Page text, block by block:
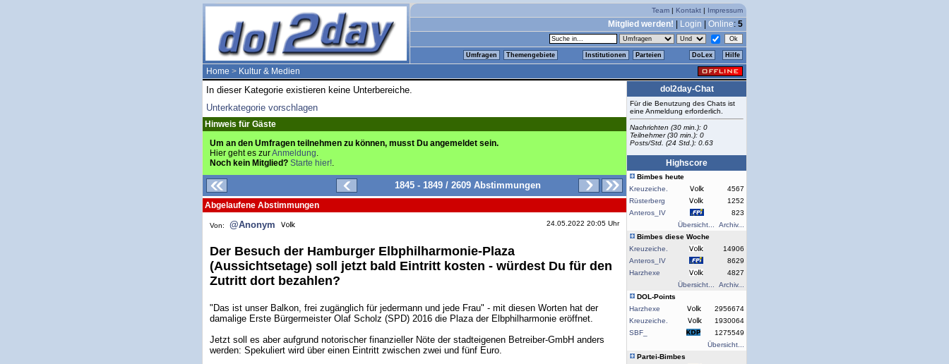
Team | Kontakt | Impressum
Mitglied werden! Login Online: 5
Umfragen Themengebiete Institutionen Parteien DoLex Hilfe
Home > Kultur & Medien
In dieser Kategorie existieren keine Unterbereiche.
Unterkategorie vorschlagen
Hinweis für Gäste
Um an den Umfragen teilnehmen zu können, musst Du angemeldet sein.
Hier geht es zurAnmeldung.
Noch kein Mitglied? Starte hier!.
1845 - 1849 / 2609 Abstimmungen
Abgelaufene Abstimmungen
Von: @Anonym 24.05.2022 20:05 Uhr
Der Besuch der Hamburger Elbphilharmonie-Plaza
(Aussichtsetage) soll jetzt bald Eintritt kosten - würdest Du für den
Zutritt dort bezahlen?
"Das ist unser Balkon, frei zugänglich für jedermann und jede Frau" - mit diesen Worten hat der
damalige Erste Bürgermeister Olaf Scholz (SPD) 2016 die Plaza der Elbphilharmonie eröffnet.
Jetzt soll es aber aufgrund notorischer finanzieller Nöte der stadteigenen Betreiber-GmbH anders
werden: Spekuliert wird über einen Eintritt zwischen zwei und fünf Euro.
dol2day-Chat
Für die Benutzung des Chats ist
eine Anmeldung erforderlich.
Nachrichten (30 min.): 0
Teilnehmer (30 min.): 0
Posts/Std. (24 Std.): 0.63
Highscore
Bimbes heute
Kreuzeiche.
4567
Rüsterberg
1252
Anteros_IV
823
Übersicht...
Archiv...
Bimbes diese Woche
Kreuzeiche.
14906
Anteros_IV
8629
Harzhexe
4827
Übersicht...
Archiv...
DOL-Points
Harzhexe
2956674
Kreuzeiche.
1930064
SBF_
1275549
Übersicht...
Partei-Bimbes